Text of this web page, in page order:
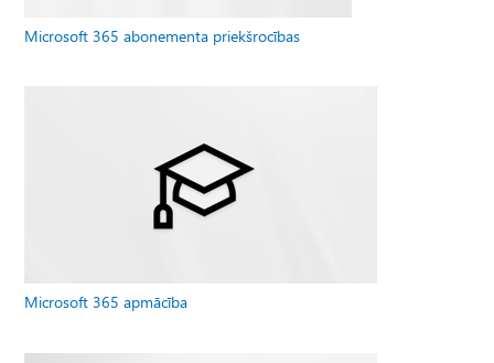
Microsoft 365 abonementa priekšrocības
Microsoft 365 apmācība